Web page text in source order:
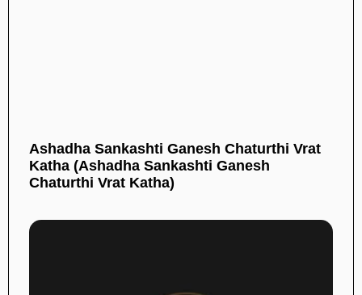
Ashadha Sankashti Ganesh Chaturthi Vrat
Katha (Ashadha Sankashti Ganesh
Chaturthi Vrat Katha)